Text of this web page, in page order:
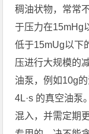
稠油状物，常常
于压力在15mHg
低于15mUg以下
压进行大规模的
油泵，例如10g
4L·s 的真空油泵
混入，并需定期